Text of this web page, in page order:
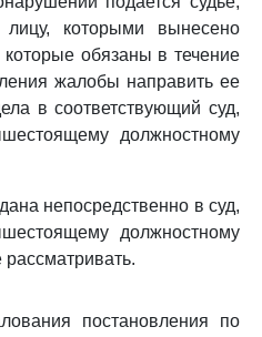
которыми вынесено
обязаны в течение
жалобы направить ее
в соответствующий суд,
должностному
непосредственно в суд,
должностному
постановления по